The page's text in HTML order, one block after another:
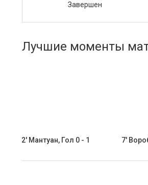
Завершен
Лучшие моменты
2' Мантуан, Гол 0 - 1 7'